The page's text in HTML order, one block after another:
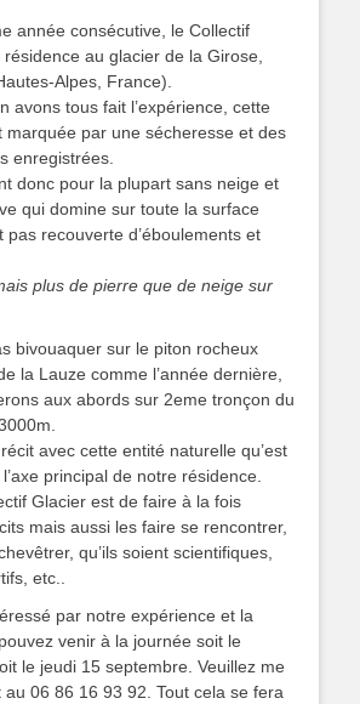
année consécutive, le Collectif
au glacier de la Girose,
Alpes, France).
avons tous fait l’expérience, cette
marquée par une sécheresse et des
enregistrées.
donc pour la plupart sans neige et
qui domine sur toute la surface
pas recouverte d’éboulements et
plus de pierre que de neige sur
bivouaquer sur le piton rocheux
la Lauze comme l’année dernière,
aux abords sur 2eme tronçon du
avec cette entité naturelle qu’est
principal de notre résidence.
Glacier est de faire à la fois
mais aussi les faire se rencontrer,
qu’ils soient scientifiques,
etc..
par notre expérience et la
venir à la journée soit le
le jeudi 15 septembre. Veuillez me
06 86 16 93 92. Tout cela se fera